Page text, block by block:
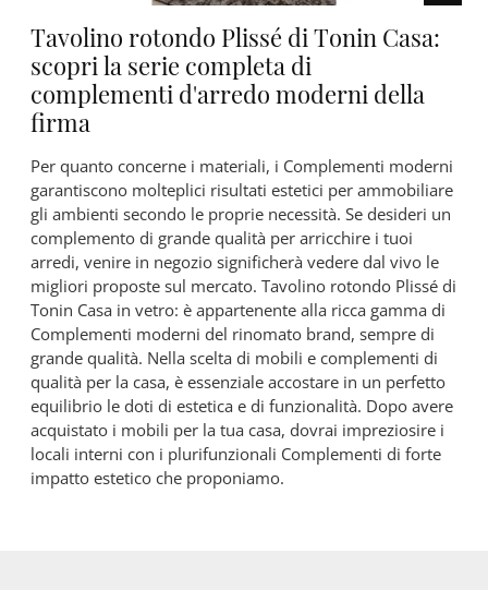
Tavolino rotondo Plissé di Tonin Casa:
scopri la serie completa di
complementi d'arredo moderni della
firma
Per quanto concerne i materiali, i Complementi moderni
garantiscono molteplici risultati estetici per ammobiliare
gli ambienti secondo le proprie necessità. Se desideri un
complemento di grande qualità per arricchire i tuoi
arredi, venire in negozio significherà vedere dal vivo le
migliori proposte sul mercato. Tavolino rotondo Plissé di
Tonin Casa in vetro: è appartenente alla ricca gamma di
Complementi moderni del rinomato brand, sempre di
grande qualità. Nella scelta di mobili e complementi di
qualità per la casa, è essenziale accostare in un perfetto
equilibrio le doti di estetica e di funzionalità. Dopo avere
acquistato i mobili per la tua casa, dovrai impreziosire i
locali interni con i plurifunzionali Complementi di forte
impatto estetico che proponiamo.